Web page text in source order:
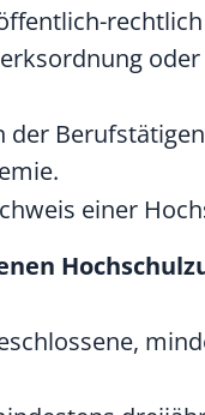
oder
einer